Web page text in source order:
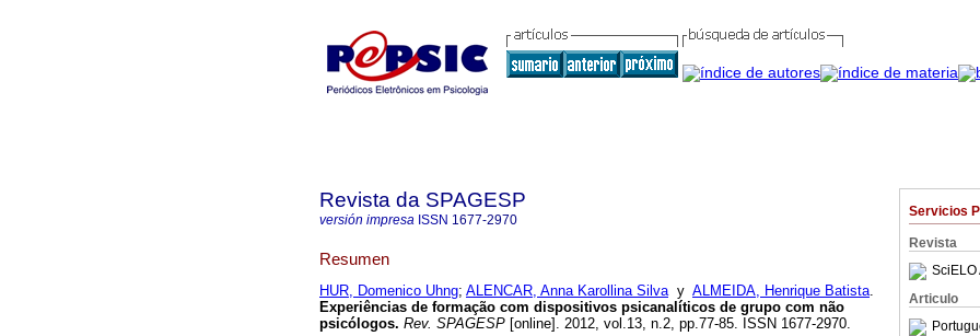
Servicios
Revista
SciELO
Articulo
Revista da SPAGESP
versión impresa ISSN 1677-2970
Resumen
HUR, Domenico Uhng; ALENCAR, Anna Karollina Silvay ALMEIDA, Henrique Batista.
Experiências de formação com dispositivos psicanalíticos de grupo com não
psicólogos. Rev. SPAGESP [online]. 2012, vol.13, n.2, pp.77-85. ISSN 1677-2970.